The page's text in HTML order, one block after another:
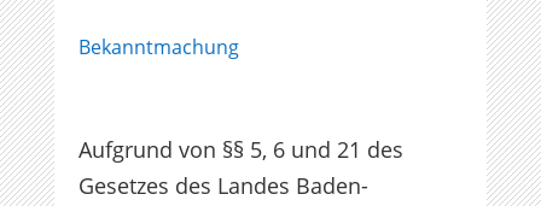
Bekanntmachung
Aufgrund von §§ 5, 6 und 21 des
Gesetzes des Landes Baden-